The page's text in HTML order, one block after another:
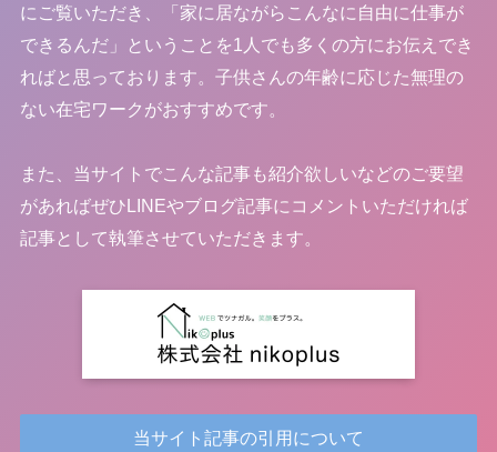
にご覧いただき、「家に居ながらこんなに自由に仕事が
できるんだ」ということを1人でも多くの方にお伝えでき
ればと思っております。子供さんの年齢に応じた無理の
ない在宅ワークがおすすめです。
また、当サイトでこんな記事も紹介欲しいなどのご要望
があればぜひLINEやブログ記事にコメントいただければ
記事として執筆させていただきます。
当サイト記事の引用について